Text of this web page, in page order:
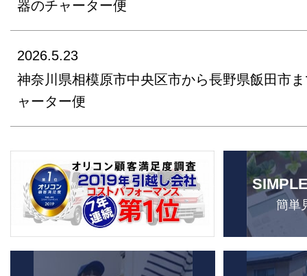
器のチャーター便
2026.5.23
神奈川県相模原市中央区市から長野県飯田市
ャーター便
簡単